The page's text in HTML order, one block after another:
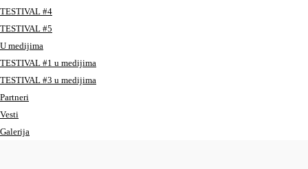
TESTIVAL #4
TESTIVAL #5
U medijima
TESTIVAL #1 u medijima
TESTIVAL #3 u medijima
Partneri
Vesti
Galerija